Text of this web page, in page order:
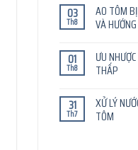
03
Th8
AO TÔM
VÀ
01
Th8
ƯU
THẤP
31
Th7
XỬ LÝ
TÔM